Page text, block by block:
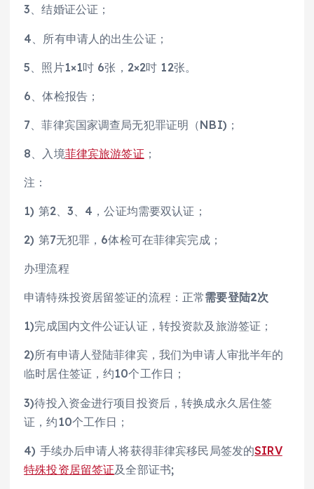
3、结婚证公证；
4、所有申请人的出生公证；
5、照片1×1吋 6张，2×2吋 12张。
6、体检报告；
7、菲律宾国家调查局无犯罪证明（NBI)；
8、入境菲律宾旅游签证 ；
注：
1) 第2、3、4，公证均需要双认证；
2) 第7无犯罪，6体检可在菲律宾完成；
办理流程
申请特殊投资居留签证的流程：正常需要登陆2次
1)完成国内文件公证认证，转投资款及旅游签证；
2)所有申请人登陆菲律宾，我们为申请人审批半年的
临时居住签证，约10个工作日；
3)待投入资金进行项目投资后，转换成永久居住签
证，约10个工作日；
4) 手续办后申请人将获得菲律宾移民局签发的SIRV
特殊投资居留签证及全部证书;